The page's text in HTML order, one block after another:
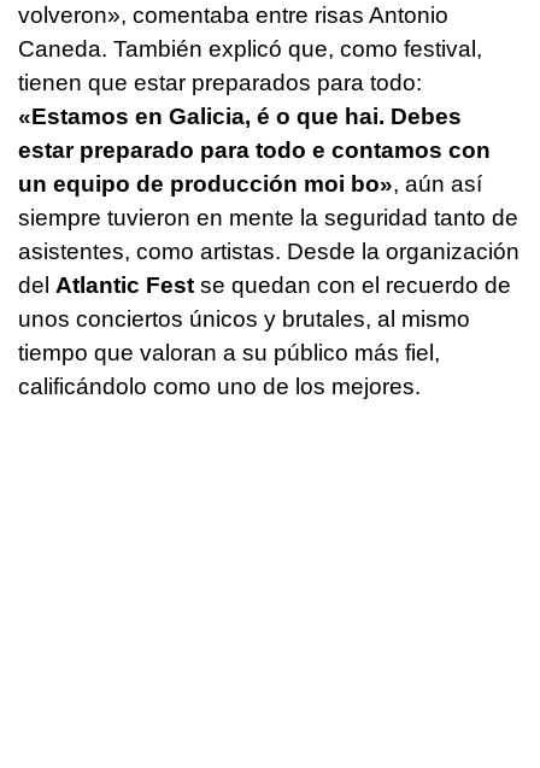
volveron», comentaba entre risas Antonio
Caneda. También explicó que, como festival,
tienen que estar preparados para todo:
«Estamos en Galicia, é o que hai. Debes
estar preparado para todo e contamos con
un equipo de producción moi bo», aún así
siempre tuvieron en mente la seguridad tanto de
asistentes, como artistas. Desde la organización
del Atlantic Fest se quedan con el recuerdo de
unos conciertos únicos y brutales, al mismo
tiempo que valoran a su público más fiel,
calificándolo como uno de los mejores.